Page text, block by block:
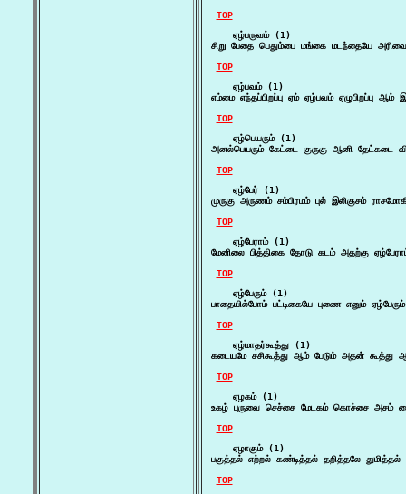
TOP
    ஏழ்பருவம் (1)
சிறு பேதை பெதும்பை மங்கை மடந்தையே
TOP
    ஏழ்பவம் (1)
எம்மை எந்தப்பிறப்பு ஏம் ஏழ்பவம் ஏழுபிறப்பு
TOP
    ஏழ்பெயரும் (1)
அனல்பெயரும் கேட்டை குருகு ஆனி
TOP
    ஏழ்பேர் (1)
முருகு அருணம் சம்பிரமம் புல் இலிகுசம்
TOP
    ஏழ்பேராம் (1)
மேனிலை பித்திகை தோடு கடம் அதற்கு
TOP
    ஏழ்பேரும் (1)
பாதையில்போம் பட்டிகையே புணை எனும்
TOP
    ஏழ்மாதர்கூத்து (1)
கடையமே சசிகூத்து ஆம் பேடும் அதன் கூத்து
TOP
    ஏழகம் (1)
உகழ் புருவை செச்சை மேடகம் கொச்சை அசம்
TOP
    ஏழாகும் (1)
பகுத்தல் எற்றல் கண்டித்தல் தறித்தலே
TOP